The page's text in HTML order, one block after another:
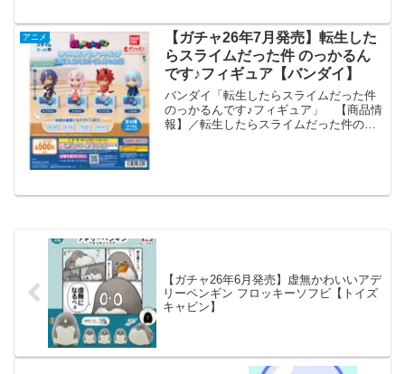
アニメ
【ガチャ26年7月発売】転生した
らスライムだった件 のっかるん
です♪フィギュア【バンダイ】
バンダイ「転生したらスライムだった件
のっかるんです♪フィギュア」 【商品情
報】／転生したらスライムだった件のっ
【ガチャ26年6月発売】虚無かわいいアデ
リーペンギン フロッキーソフビ【トイズ
キャビン】